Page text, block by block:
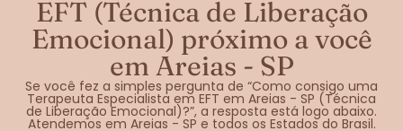
EFT (Técnica de Liberação
Emocional) próximo a você
em Areias - SP
Se você fez a simples pergunta de “Como consigo uma
Terapeuta Especialista em EFT em Areias - SP (Técnica
de Liberação Emocional)?”, a resposta está logo abaixo.
Atendemos em Areias - SP e todos os Estados do Brasil.